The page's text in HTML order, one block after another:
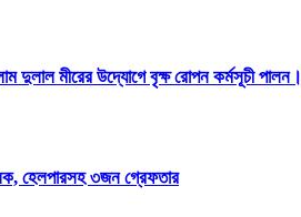
দুলাল মীরের উদ্যোগে বৃক্ষ রোপন কর্মসূচী পালন।
হেলপারসহ ৩জন গ্রেফতার